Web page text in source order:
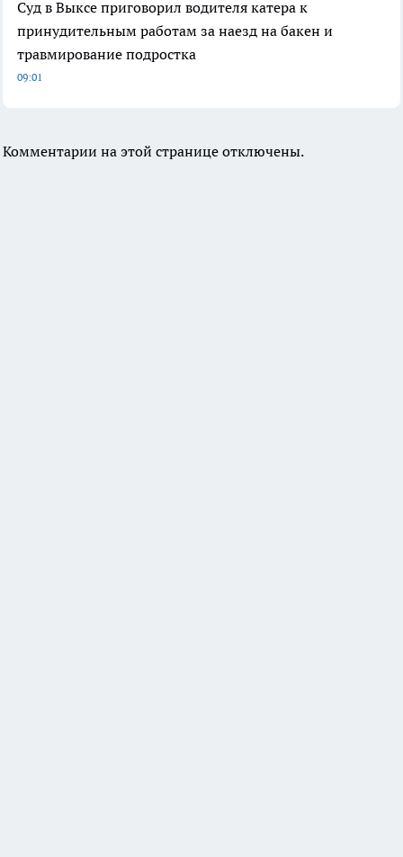
Суд в Выксе приговорил водителя катера к
принудительным работам за наезд на бакен и
травмирование подростка
09:01
Комментарии на этой странице отключены.